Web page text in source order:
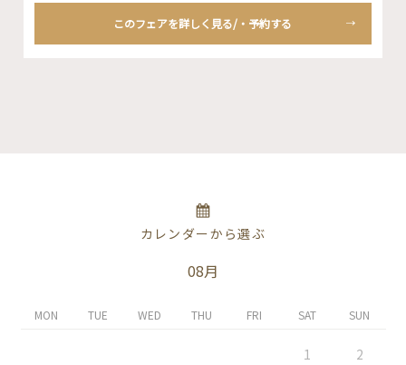
このフェアを詳しく見る/・予約する
カレンダーから選ぶ
08月
MON TUE WED THU FRI SAT SUN
1 2